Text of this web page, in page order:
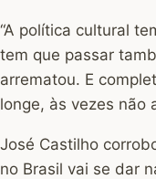
“A política cultural
tem que passar
arrematou. E
longe, às vezes não
José Castilho
no Brasil vai se dar